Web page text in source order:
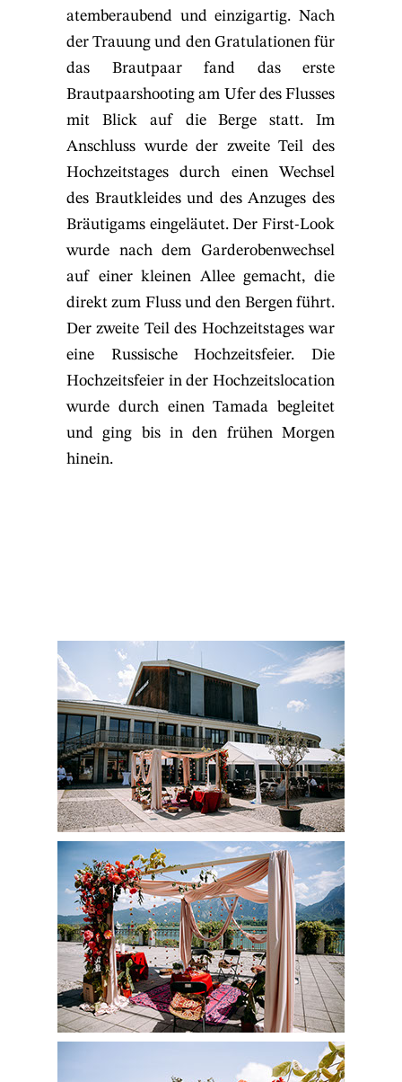
atemberaubend und einzigartig. Nach
der Trauung und den Gratulationen für
das Brautpaar fand das erste
Brautpaarshooting am Ufer des Flusses
mit Blick auf die Berge statt. Im
Anschluss wurde der zweite Teil des
Hochzeitstages durch einen Wechsel
des Brautkleides und des Anzuges des
Bräutigams eingeläutet. Der First-Look
wurde nach dem Garderobenwechsel
auf einer kleinen Allee gemacht, die
direkt zum Fluss und den Bergen führt.
Der zweite Teil des Hochzeitstages war
eine Russische Hochzeitsfeier. Die
Hochzeitsfeier in der Hochzeitslocation
wurde durch einen Tamada begleitet
und ging bis in den frühen Morgen
hinein.